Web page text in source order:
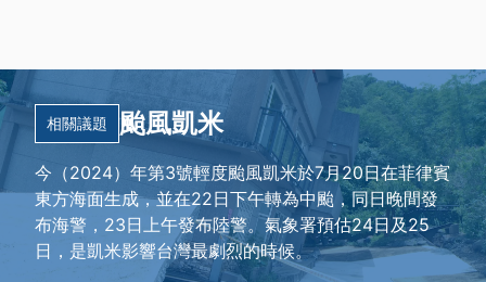
相關議題 颱風凱米
今（2024）年第3號輕度颱風凱米於7月20日在菲律賓
東方海面生成，並在22日下午轉為中颱，同日晚間發
布海警，23日上午發布陸警。氣象署預估24日及25
日，是凱米影響台灣最劇烈的時候。